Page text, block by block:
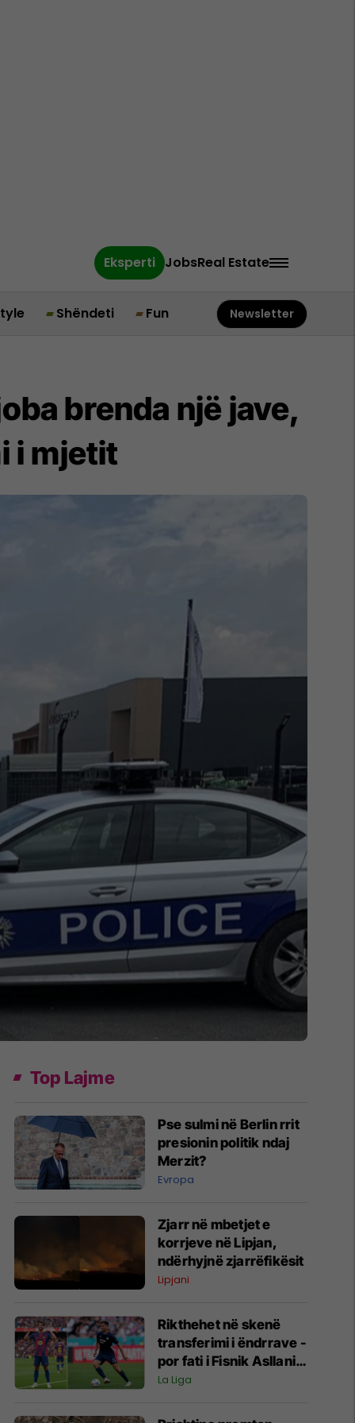
Eksperti JobsReal Estate
Shëndeti Fun Newsletter
brenda një jave,
i mjetit
Top Lajme
Pse sulmi në Berlin rrit
presionin politik ndaj
Merzit?
Evropa
Zjarr në mbetjet e
korrjeve në Lipjan,
ndërhyjnë zjarrëfikësit
Lipjani
Rikthehet në skenë
transferimi i ëndrrave -
por fati i Fisnik Asllanit
vazhdon të varet nga
La Liga